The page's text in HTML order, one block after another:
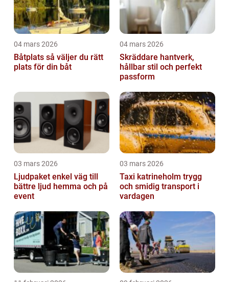
04 mars 2026
Båtplats så väljer du rätt
plats för din båt
04 mars 2026
Skräddare hantverk,
hållbar stil och perfekt
passform
03 mars 2026
Ljudpaket enkel väg till
bättre ljud hemma och på
event
03 mars 2026
Taxi katrineholm trygg
och smidig transport i
vardagen